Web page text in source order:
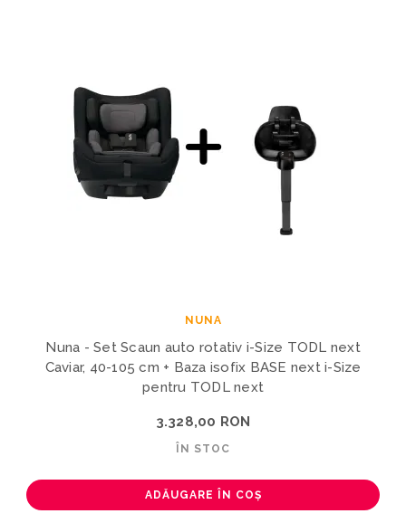
NUNA
Nuna - Set Scaun auto rotativ i-Size TODL next
Caviar, 40-105 cm + Baza isofix BASE next i-Size
pentru TODL next
3.328,00 RON
ÎN STOC
ADĂUGARE ÎN COȘ